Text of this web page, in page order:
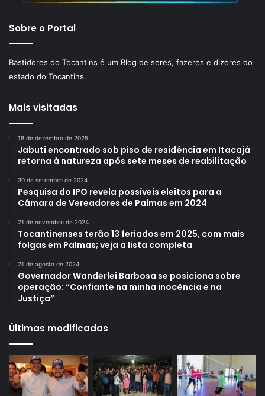
Sobre o Portal
Bastidores do Tocantins é um Blog de seres, fazeres e dizeres do
estado do Tocantins.
Mais visitadas
18 de dezembro de 2025
Jabuti encontrado sob piso de residência em Itacajá
retorna à natureza após sete meses de reabilitação
30 de setembro de 2024
Pesquisa do IPO revela possíveis eleitos para a
Câmara de Vereadores de Palmas em 2024
21 de novembro de 2024
Tocantinenses terão 13 feriados em 2025, com mais
folgas em Palmas; veja a lista completa
21 de agosto de 2024
Governador Wanderlei Barbosa se posiciona sobre
operação: “Confiante na minha inocência e na
Justiça”
Últimas modificadas